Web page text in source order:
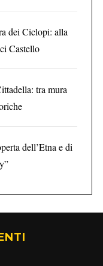
dei Ciclopi: alla
Castello
tra mura
dell’Etna e di